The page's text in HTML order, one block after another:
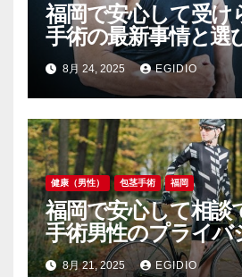
福岡で安心して受け
手術の最新事情と選
ント
8月 24, 2025 EGIDIO
健康（男性） 包茎手術 福岡
福岡で安心して相談
手術男性のプライバ
的ケアを重視した選
8月 21, 2025 EGIDIO